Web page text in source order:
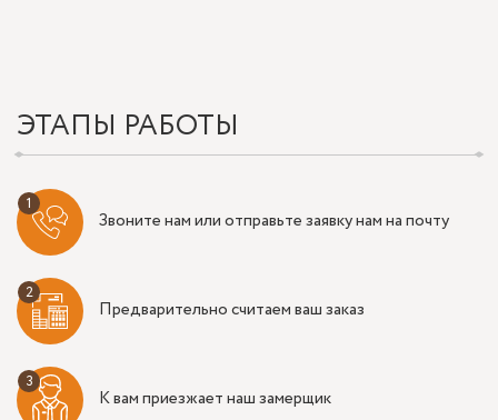
ЭТАПЫ РАБОТЫ
Звоните нам или отправьте заявку нам на почту
Предварительно считаем ваш заказ
К вам приезжает наш замерщик